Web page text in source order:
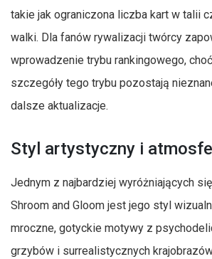
takie jak ograniczona liczba kart w talii
walki. Dla fanów rywalizacji twórcy
wprowadzenie trybu rankingowego,
szczegóły tego trybu pozostają
dalsze aktualizacje.
Styl artystyczny i
Jednym z najbardziej wyróżniających
Shroom and Gloom jest jego styl
mroczne, gotyckie motywy z
grzybów i surrealistycznych